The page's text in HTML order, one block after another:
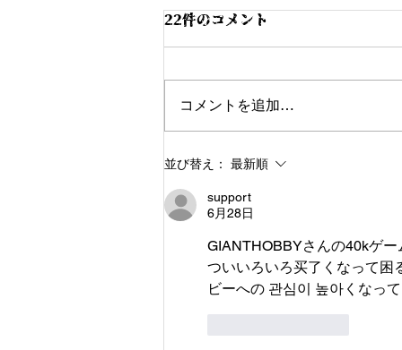
2023/12/10/40k2000pゲー
22件のコメント
コメントを追加…
並び替え： 最新順
support
6月28日
GIANTHOBBYさんの40kゲ
ついいろいろ买了くなって困
ビーへの 관심이 높아くなっ